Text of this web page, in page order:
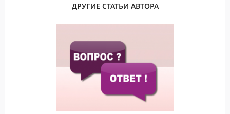
ДРУГИЕ СТАТЬИ АВТОРА